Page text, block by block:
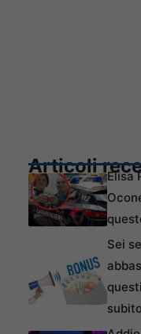
Articoli
Elisa
Sei
subito